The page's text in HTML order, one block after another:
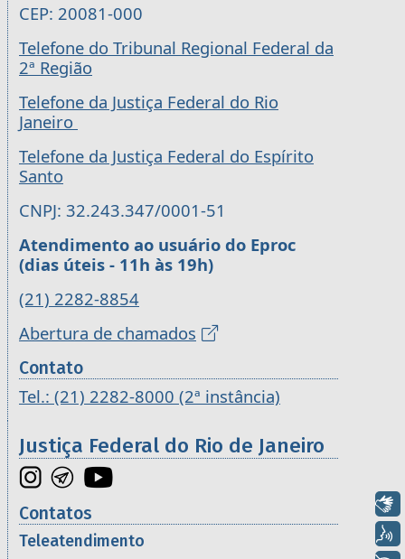
CEP: 20081-000
Telefone do Tribunal Regional Federal da
2ª Região
Telefone da Justiça Federal do Rio
Janeiro
Telefone da Justiça Federal do Espírito
Santo
CNPJ: 32.243.347/0001-51
Atendimento ao usuário do Eproc
(dias úteis - 11h às 19h)
(21) 2282-8854
Abertura de chamados
Contato
Tel.: (21) 2282-8000 (2ª instância)
Justiça Federal do Rio de Janeiro
Contatos
Teleatendimento